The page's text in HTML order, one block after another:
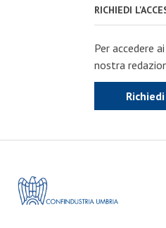
RICHIEDI
Per accedere
nostra
Richiedi